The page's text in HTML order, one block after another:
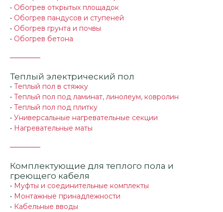
• Обогрев открытых площадок
• Обогрев пандусов и ступеней
• Обогрев грунта и почвы
• Обогрев бетона
Теплый электрический пол
• Теплый пол в стяжку
• Теплый пол под ламинат, линолеум, ковролин
• Теплый пол под плитку
• Универсальные нагревательные секции
• Нагревательные маты
Комплектующие для теплого пола и
греющего кабеля
• Муфты и соединительные комплекты
• Монтажные принадлежности
• Кабельные вводы